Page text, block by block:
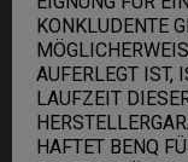
KONKLUDENTE
AUFERLEGT IST,
LAUFZEIT
HAFTET BENQ